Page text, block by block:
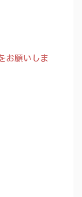
お願いしま